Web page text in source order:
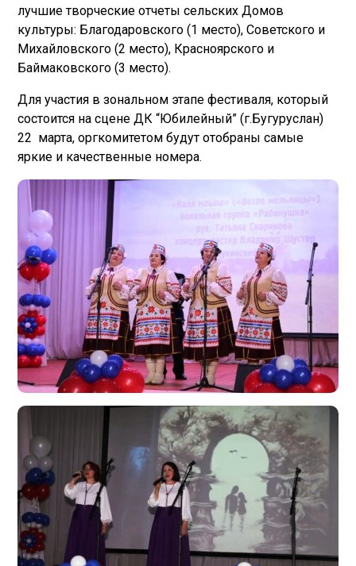
лучшие творческие отчеты сельских Домов
культуры: Благодаровского (1 место), Советского и
Михайловского (2 место), Красноярского и
Баймаковского (3 место).
Для участия в зональном этапе фестиваля, который
состоится на сцене ДК “Юбилейный” (г.Бугуруслан)
22 марта, оргкомитетом будут отобраны самые
яркие и качественные номера.